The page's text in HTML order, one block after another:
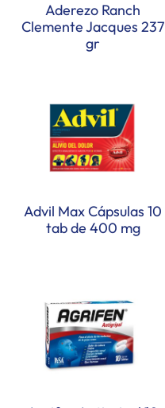
Aderezo Ranch
Clemente Jacques 237
gr
Advil Max Cápsulas 10
tab de 400 mg